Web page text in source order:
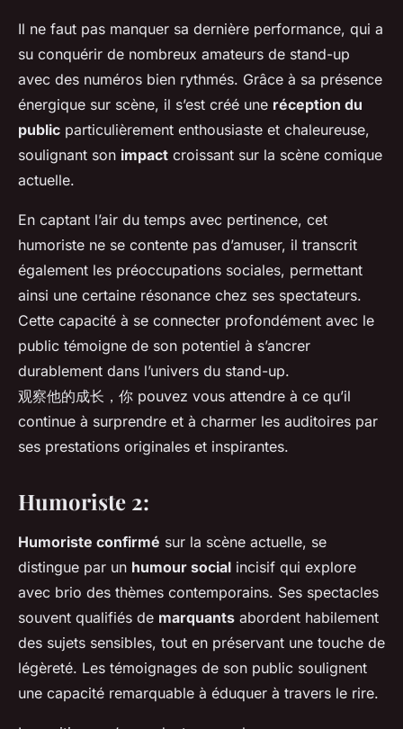
Il ne faut pas manquer sa dernière performance, qui a
su conquérir de nombreux amateurs de stand-up
avec des numéros bien rythmés. Grâce à sa présence
énergique sur scène, il s’est créé une réception du
public particulièrement enthousiaste et chaleureuse,
soulignant son impact croissant sur la scène comique
actuelle.
En captant l’air du temps avec pertinence, cet
humoriste ne se contente pas d’amuser, il transcrit
également les préoccupations sociales, permettant
ainsi une certaine résonance chez ses spectateurs.
Cette capacité à se connecter profondément avec le
public témoigne de son potentiel à s’ancrer
durablement dans l’univers du stand-up.
观察他的成长，你 pouvez vous attendre à ce qu’il
continue à surprendre et à charmer les auditoires par
ses prestations originales et inspirantes.
Humoriste 2:
Humoriste confirmé sur la scène actuelle, se
distingue par un humour social incisif qui explore
avec brio des thèmes contemporains. Ses spectacles
souvent qualifiés de marquants abordent habilement
des sujets sensibles, tout en préservant une touche de
légèreté. Les témoignages de son public soulignent
une capacité remarquable à éduquer à travers le rire.